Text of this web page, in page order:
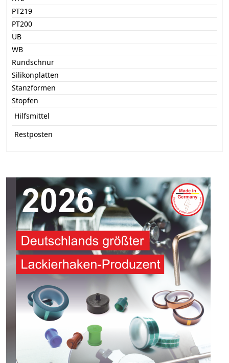
PT219
PT200
UB
WB
Rundschnur
Silikonplatten
Stanzformen
Stopfen
Hilfsmittel
Restposten